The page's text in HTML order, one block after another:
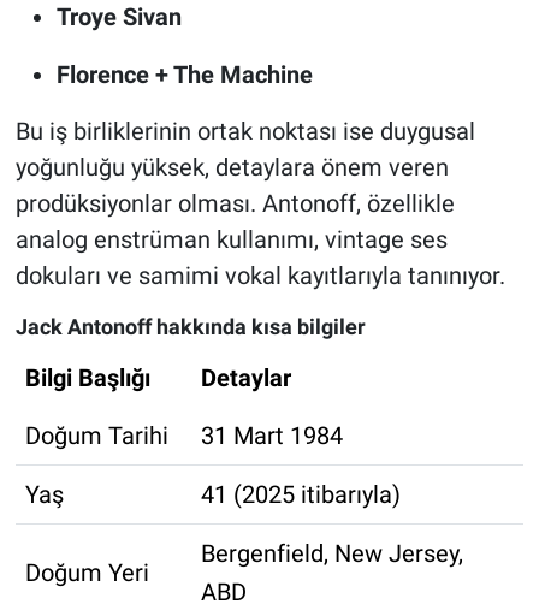
Troye Sivan
Florence + The Machine
Bu iş birliklerinin ortak noktası ise duygusal
yoğunluğu yüksek, detaylara önem veren
prodüksiyonlar olması. Antonoff, özellikle
analog enstrüman kullanımı, vintage ses
dokuları ve samimi vokal kayıtlarıyla tanınıyor.
Jack Antonoff hakkında kısa bilgiler
Bilgi Başlığı
Detaylar
Doğum Tarihi
31 Mart 1984
Yaş 41 (2025 itibarıyla)
Doğum Yeri
Bergenfield, New Jersey,
ABD